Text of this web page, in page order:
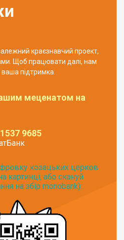
краєзнавчий проект,
Щоб працювати далі, нам
ваша підтримка.
меценатом на
9685
козацьких церков
картинці, або скануй
на збір monobank):